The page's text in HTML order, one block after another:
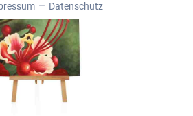
Datenschutz